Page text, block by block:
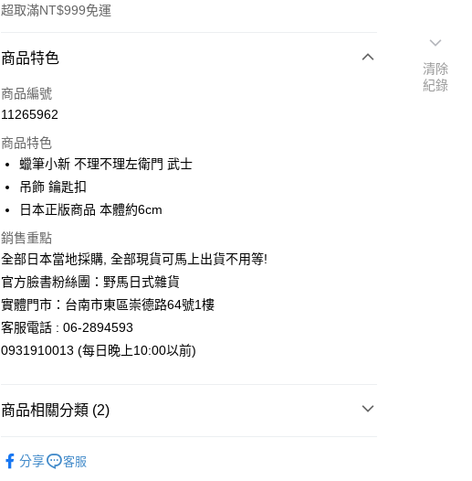
超取滿NT$999免運
付款方式
信用卡一次付款
3 期 0 利率 每期 NT$119
合作金庫商業銀行
華南商業銀行
國泰世華商業銀行
臺灣中小企業銀行
台中商業銀行
匯豐（台灣）商業銀行
聯邦商業銀行
遠東國際商業銀行
玉山商業銀行
台新國際商業銀行
超商取貨付款
Apple Pay
街口支付
悠遊付
Google Pay
運送方式
商品特色
商品編號
11265962
商品特色
蠟筆小新 不理不理左衛門 武士
吊飾 鑰匙扣
日本正版商品 本體約6cm
銷售重點
全部日本當地採購, 全部現貨可馬上出貨不用等!
官方臉書粉絲團：野馬日式雜貨
實體門市：台南市東區崇德路64號1樓
客服電話 : 06-2894593
0931910013 (每日晚上10:00以前)
商品相關分類 (2)
分享 客服
清除
紀錄